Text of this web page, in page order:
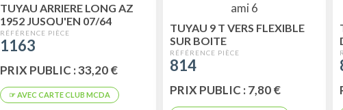
TUYAU ARRIERE LONG AZ
1952 JUSQU'EN 07/64
1163
PRIX PUBLIC : 33,20 €
TUYAU 9 T VERS FLEXIBLE
SUR BOITE
814
PRIX PUBLIC : 7,80 €